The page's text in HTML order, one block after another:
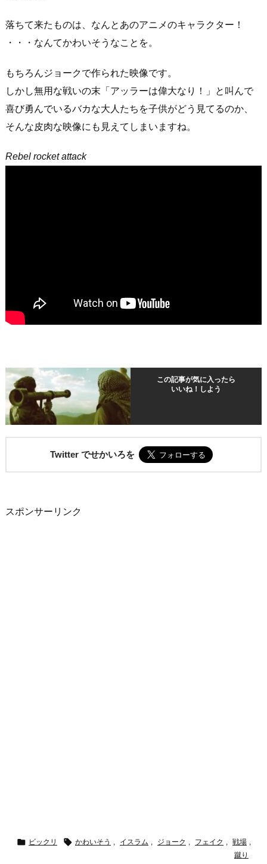
落ちて来たものは、なんとあのアニメのキャラクター！
・・・なんてかわいそうなことを。
もちろんジョークで作られた映像です。
しかし無用な戦いの末「アッラーは偉大なり！」と叫んで
喜び勇んでいるバカな大人たちを子供がどう見てるのか、
そんな皮肉な映像にも見えてしまいますね。
Rebel rocket attack
この記事が気に入ったら
いいね！しよう
Twitter でせかいろを
スポンサーリンク
 ビックリ  かわいそう , イスラム , ジョーク , フェイク , 戦場 ,
蹴り